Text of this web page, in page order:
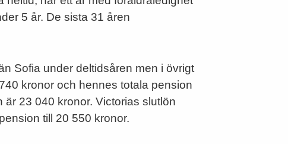
5 år. De sista 31 åren
Sofia under deltidsåren men i övrigt
kronor och hennes totala pension
23 040 kronor. Victorias slutlön
till 20 550 kronor.